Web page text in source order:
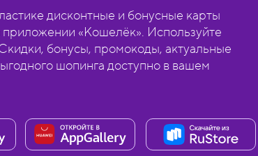
дисконтные и бонусные карты
«Кошелёк». Используйте
бонусы, промокоды, актуальные
шопинга доступно в вашем